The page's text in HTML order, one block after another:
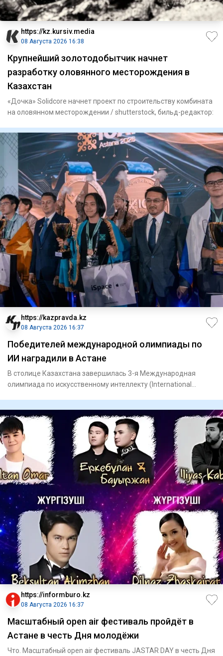
https://kz.kursiv.media
08 Августа 2026 16:38
Крупнейший золотодобытчик начнет
разработку оловянного месторождения в
Казахстан
«Дочка» Solidcore начнет проект по строительству комбината
на оловянном месторождении / shutterstock, бильд-редактор:
https://kazpravda.kz
08 Августа 2026 16:37
Победителей международной олимпиады по
ИИ наградили в Астане
В столице Казахстана завершилась 3-я Международная
олимпиада по искусственному интеллекту (International
https://informburo.kz
08 Августа 2026 16:37
Масштабный open air фестиваль пройдёт в
Астане в честь Дня молодёжи
Что. Масштабный open air фестиваль JASTAR DAY в честь Дня